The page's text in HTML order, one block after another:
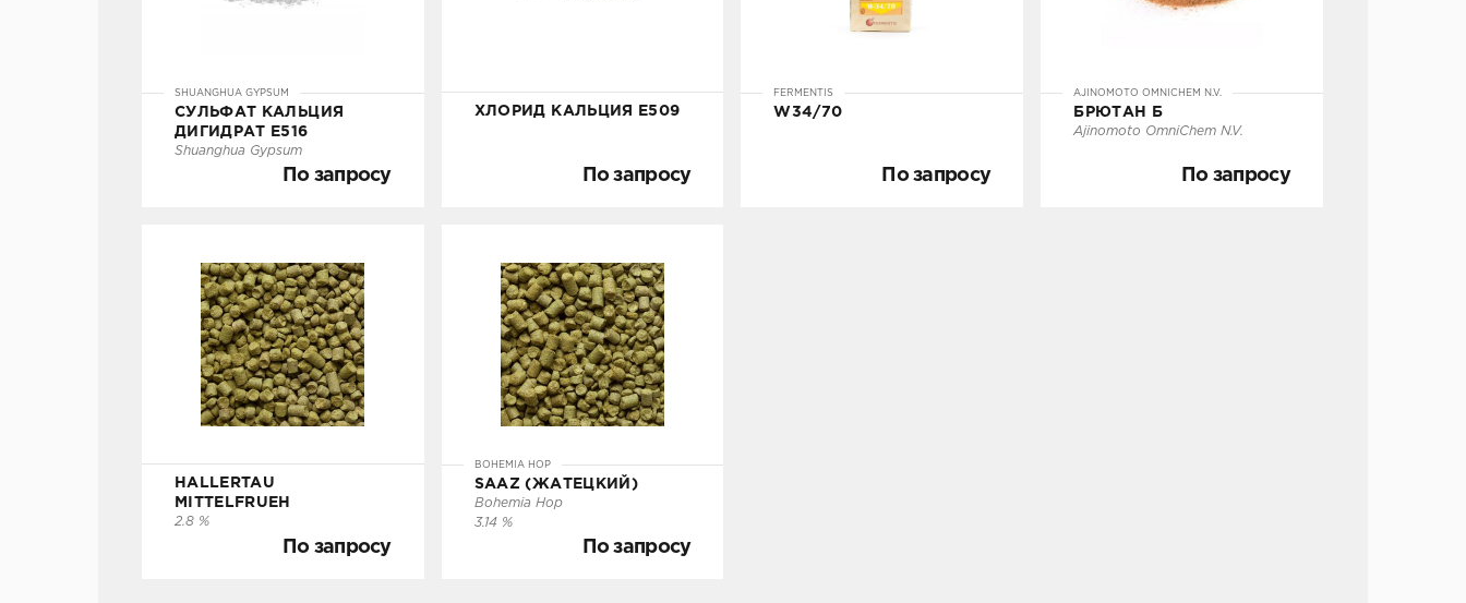
SHUANGHUA GYPSUM
СУЛЬФАТ КАЛЬЦИЯ
ДИГИДРАТ Е516
Shuanghua Gypsum
По запросу
По запросу
УТОЧНИТЬ НАЛИЧИЕ
ХЛОРИД КАЛЬЦИЯ Е509
По запросу
FERMENTIS
W34/70
По запросу
УТОЧНИТЬ НАЛИЧИЕ AJINOMOTO OMNICHEM N.V.
БРЮТАН Б
Ajinomoto OmniChem N.V.
По запросу
УТОЧНИТЬ НАЛИЧИЕ
HALLERTAU
MITTELFRUEH
2.8 %
По запросу
УТОЧНИТЬ НАЛИЧИЕ
BOHEMIA HOP
SAAZ (ЖАТЕЦКИЙ)
Bohemia Hop
3.14 %
По запросу
УТОЧНИТЬ НАЛИЧИЕ